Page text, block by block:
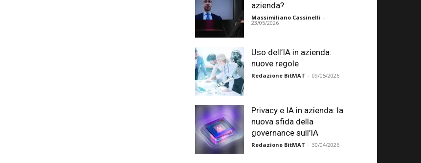
azienda?
Massimiliano Cassinelli -
23/05/2026
Uso dell’IA in azienda:
nuove regole
Redazione BitMAT - 09/05/2026
Privacy e IA in azienda: la
nuova sfida della
governance sull’IA
Redazione BitMAT - 30/04/2026